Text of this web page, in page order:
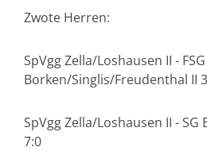
Zwote Herren:
SpVgg Zella/Loshausen II - FSG
Borken/Singlis/Freudenthal II
SpVgg Zella/Loshausen II -
7:0